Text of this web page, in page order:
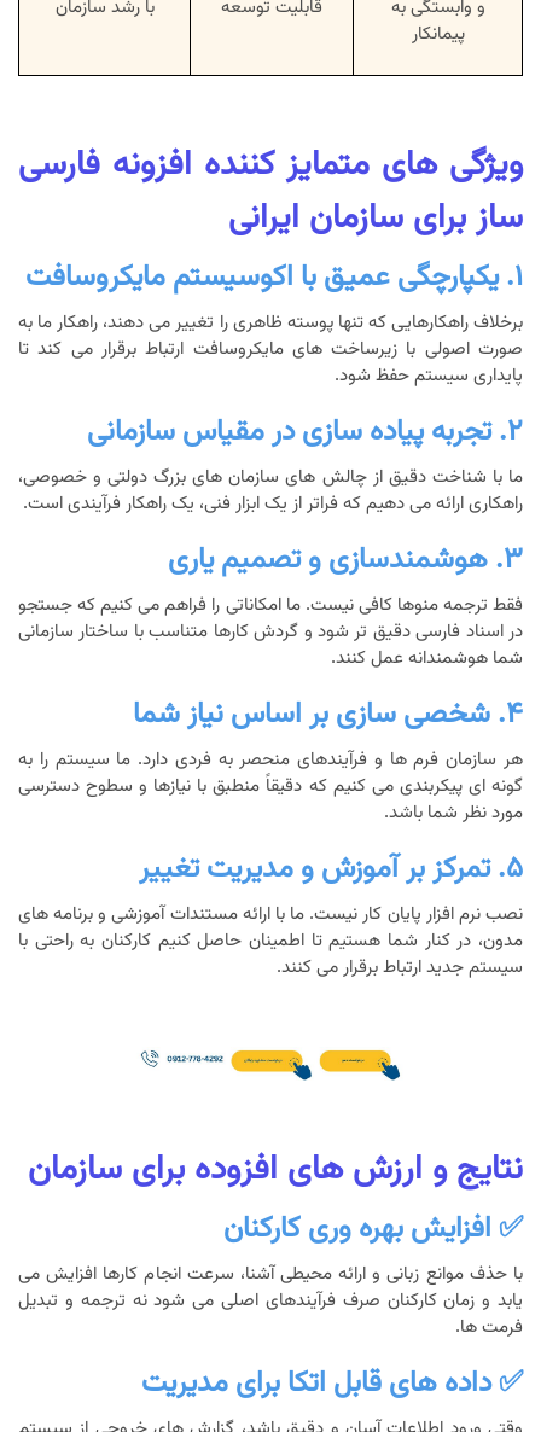
و وابستگی به
پیمانکار
قابلیت توسعه با رشد سازمان
ویژگی های متمایز کننده افزونه فارسی
ساز برای سازمان ایرانی
۱. یکپارچگی عمیق با اکوسیستم مایکروسافت
برخلاف راهکارهایی که تنها پوسته ظاهری را تغییر می دهند، راهکار ما به
صورت اصولی با زیرساخت های مایکروسافت ارتباط برقرار می کند تا
پایداری سیستم حفظ شود.
۲. تجربه پیاده سازی در مقیاس سازمانی
ما با شناخت دقیق از چالش های سازمان های بزرگ دولتی و خصوصی،
راهکاری ارائه می دهیم که فراتر از یک ابزار فنی، یک راهکار فرآیندی است.
۳. هوشمندسازی و تصمیم یاری
فقط ترجمه منوها کافی نیست. ما امکاناتی را فراهم می کنیم که جستجو
در اسناد فارسی دقیق تر شود و گردش کارها متناسب با ساختار سازمانی
شما هوشمندانه عمل کنند.
۴. شخصی سازی بر اساس نیاز شما
هر سازمان فرم ها و فرآیندهای منحصر به فردی دارد. ما سیستم را به
گونه ای پیکربندی می کنیم که دقیقاً منطبق با نیازها و سطوح دسترسی
مورد نظر شما باشد.
۵. تمرکز بر آموزش و مدیریت تغییر
نصب نرم افزار پایان کار نیست. ما با ارائه مستندات آموزشی و برنامه های
مدون، در کنار شما هستیم تا اطمینان حاصل کنیم کارکنان به راحتی با
سیستم جدید ارتباط برقرار می کنند.
نتایج و ارزش های افزوده برای سازمان
✅ افزایش بهره وری کارکنان
با حذف موانع زبانی و ارائه محیطی آشنا، سرعت انجام کارها افزایش می
یابد و زمان کارکنان صرف فرآیندهای اصلی می شود نه ترجمه و تبدیل
فرمت ها.
✅ داده های قابل اتکا برای مدیریت